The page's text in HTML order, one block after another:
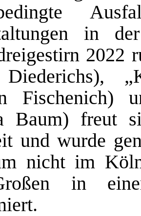
in
2022
Fischenich)
Baum) freut
und wurde
nicht im
in einer